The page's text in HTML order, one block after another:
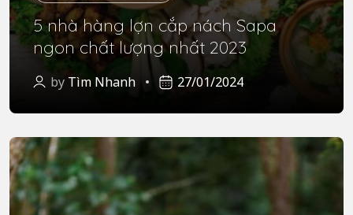
5 nhà hàng lợn cắp nách Sapa
ngon chất lượng nhất 2023
by Tìm Nhanh 27/01/2024